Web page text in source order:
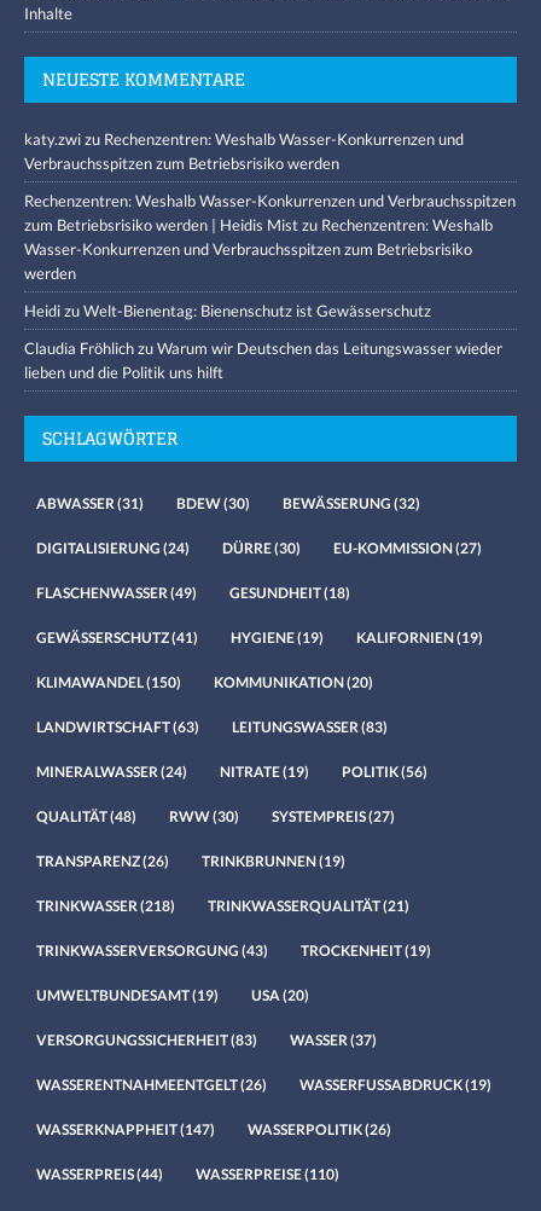
Inhalte
NEUESTE KOMMENTARE
katy.zwizu Rechenzentren: Weshalb Wasser-Konkurrenzen und
Verbrauchsspitzen zum Betriebsrisiko werden
Rechenzentren: Weshalb Wasser-Konkurrenzen und Verbrauchsspitzen
zum Betriebsrisiko werden | Heidis Mistzu Rechenzentren: Weshalb
Wasser-Konkurrenzen und Verbrauchsspitzen zum Betriebsrisiko
werden
HeidizuWelt-Bienentag: Bienenschutz ist Gewässerschutz
Claudia FröhlichzuWarum wir Deutschen das Leitungswasser wieder
lieben und die Politik uns hilft
SCHLAGWÖRTER
ABWASSER (31) BDEW(30) BEWÄSSERUNG (32)
DIGITALISIERUNG (24) DÜRRE(30) EU-KOMMISSION(27)
FLASCHENWASSER (49) GESUNDHEIT(18)
GEWÄSSERSCHUTZ(41) HYGIENE(19) KALIFORNIEN(19)
KLIMAWANDEL(150) KOMMUNIKATION(20)
LANDWIRTSCHAFT(63) LEITUNGSWASSER (83)
MINERALWASSER (24) NITRATE(19) POLITIK(56)
QUALITÄT(48) RWW(30) SYSTEMPREIS(27)
TRANSPARENZ(26) TRINKBRUNNEN(19)
TRINKWASSER (218) TRINKWASSERQUALITÄT(21)
TRINKWASSERVERSORGUNG (43) TROCKENHEIT(19)
UMWELTBUNDESAMT(19) USA (20)
VERSORGUNGSSICHERHEIT(83) WASSER (37)
WASSERENTNAHMEENTGELT(26) WASSERFUSSABDRUCK(19)
WASSERKNAPPHEIT(147) WASSERPOLITIK(26)
WASSERPREIS(44) WASSERPREISE(110)